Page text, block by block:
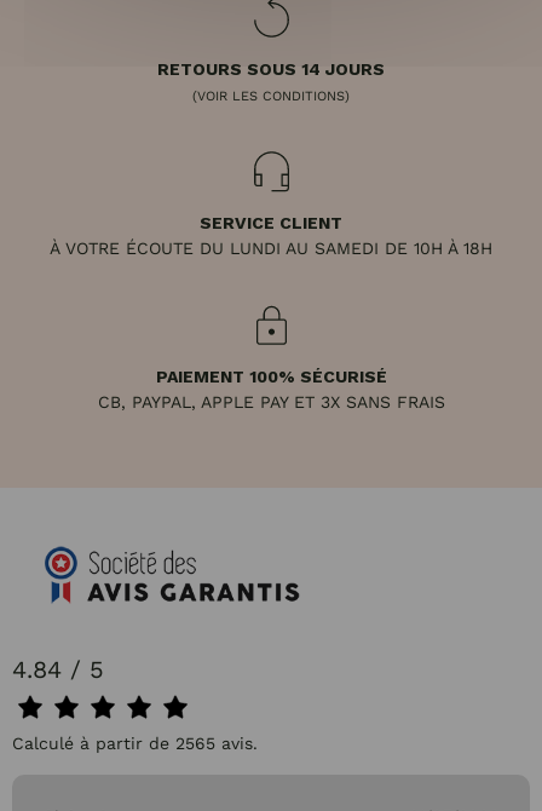
RETOURS SOUS 14 JOURS
(VOIR LES CONDITIONS)
SERVICE CLIENT
À VOTRE ÉCOUTE DU LUNDI AU SAMEDI DE 10H À 18H
PAIEMENT 100% SÉCURISÉ
CB, PAYPAL, APPLE PAY ET 3X SANS FRAIS
4.84 / 5
Calculé à partir de 2565 avis.